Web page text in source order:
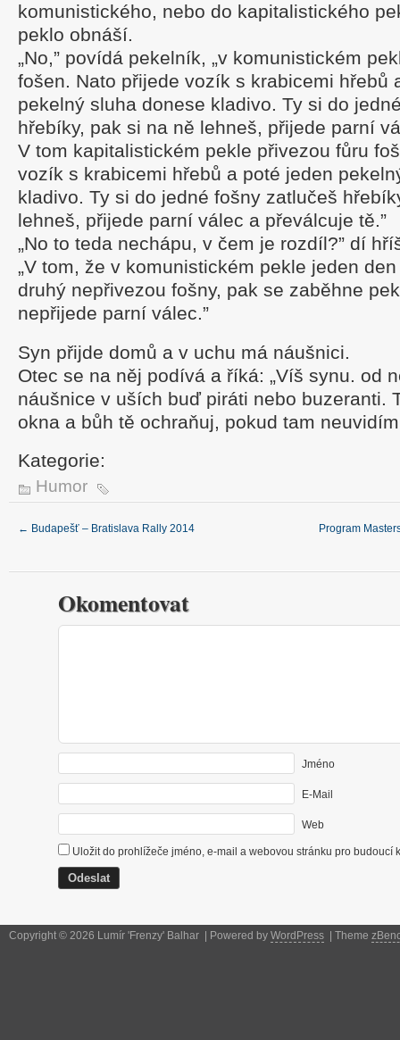
komunistického, nebo do kapitalistického
peklo obnáší.
„No,” povídá pekelník, „v komunistickém
fošen. Nato přijede vozík s krabicemi hřebů
pekelný sluha donese kladivo. Ty si do
hřebíky, pak si na ně lehneš, přijede parní
V tom kapitalistickém pekle přivezou fůru
vozík s krabicemi hřebů a poté jeden
kladivo. Ty si do jedné fošny zatlučeš
lehneš, přijede parní válec a převálcuje tě.”
„No to teda nechápu, v čem je rozdíl?” dí
„V tom, že v komunistickém pekle jeden
druhý nepřivezou fošny, pak se zaběhne
nepřijede parní válec.”
Syn přijde domů a v uchu má náušnici.
Otec se na něj podívá a říká: „Víš synu. od
náušnice v uších buď piráti nebo buzeranti.
okna a bůh tě ochraňuj, pokud tam
Kategorie:
Humor
← Budapešť – Bratislava Rally 2014 Program
Okomentovat
Jméno
E-Mail
Web
Uložit do prohlížeče jméno, e-mail a webovou stránku pro budoucí
Copyright © 2026 Lumír 'Frenzy' Balhar | Powered by WordPress | Theme